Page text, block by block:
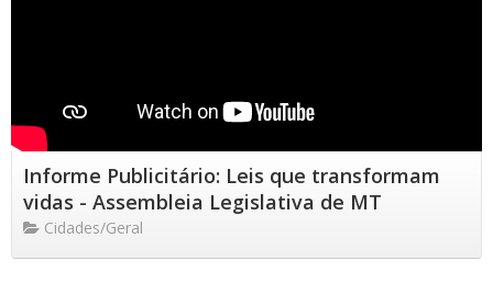
Informe Publicitário: Leis que transformam
vidas - Assembleia Legislativa de MT
Cidades/Geral